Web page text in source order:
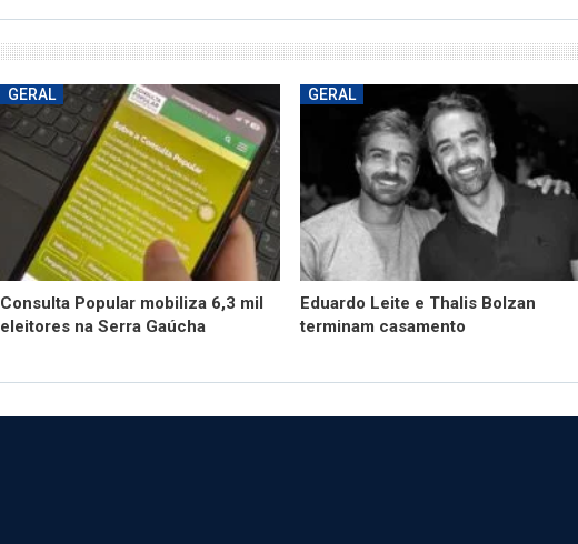
GERAL
Consulta Popular mobiliza 6,3 mil
eleitores na Serra Gaúcha
GERAL
Eduardo Leite e Thalis Bolzan
terminam casamento